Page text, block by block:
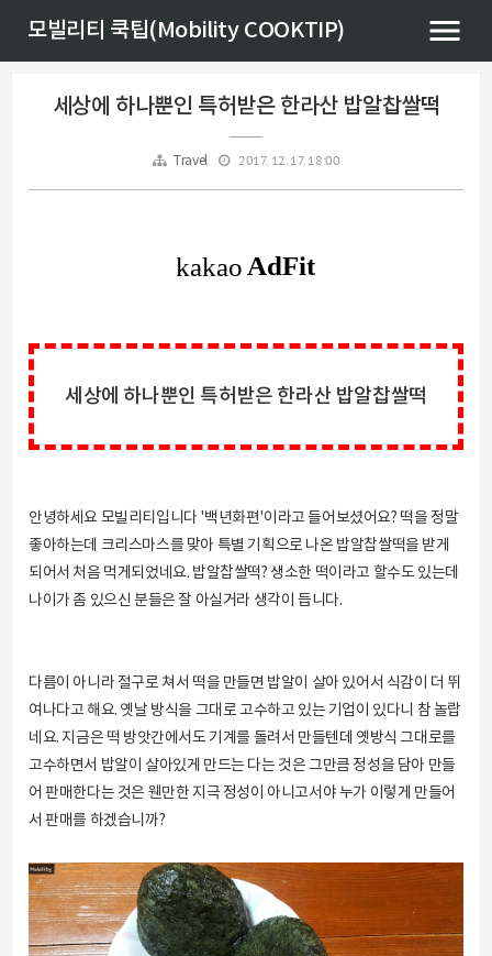
모빌리티 쿡팁(Mobility COOKTIP)
세상에 하나뿐인 특허받은 한라산 밥알찹쌀떡
Travel 2017. 12. 17. 18:00
세상에 하나뿐인 특허받은 한라산 밥알찹쌀떡
안녕하세요 모빌리티입니다 '백년화편'이라고 들어보셨어요? 떡을 정말
좋아하는데 크리스마스를 맞아 특별 기획으로 나온 밥알찹쌀떡을 받게
되어서 처음 먹게되었네요. 밥알찹쌀떡? 생소한 떡이라고 할수도 있는데
나이가 좀 있으신 분들은 잘 아실거라 생각이 듭니다.
다름이 아니라 절구로 쳐서 떡을 만들면 밥알이 살아 있어서 식감이 더 뛰
여나다고 해요. 옛날 방식을 그대로 고수하고 있는 기업이 있다니 참 놀랍
네요. 지금은 떡 방앗간에서도 기계를 돌려서 만들텐데 옛방식 그대로를
고수하면서 밥알이 살아있게 만드는 다는 것은 그만큼 정성을 담아 만들
어 판매한다는 것은 웬만한 지극 정성이 아니고서야 누가 이렇게 만들어
서 판매를 하겠습니까?